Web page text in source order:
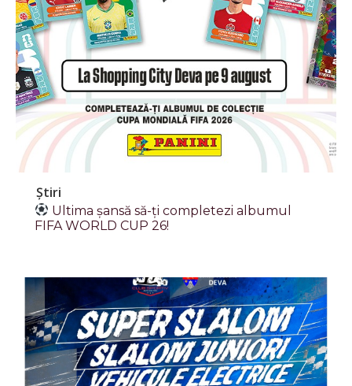
Știri
Ultima șansă să-ți completezi albumul
FIFA WORLD CUP 26!